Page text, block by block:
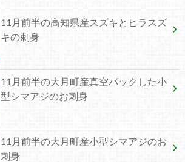
11月前半の高知県産スズキとヒラスズ
キの刺身
11月前半の大月町産真空パックした小
型シマアジのお刺身
11月前半の大月町産小型シマアジのお
刺身